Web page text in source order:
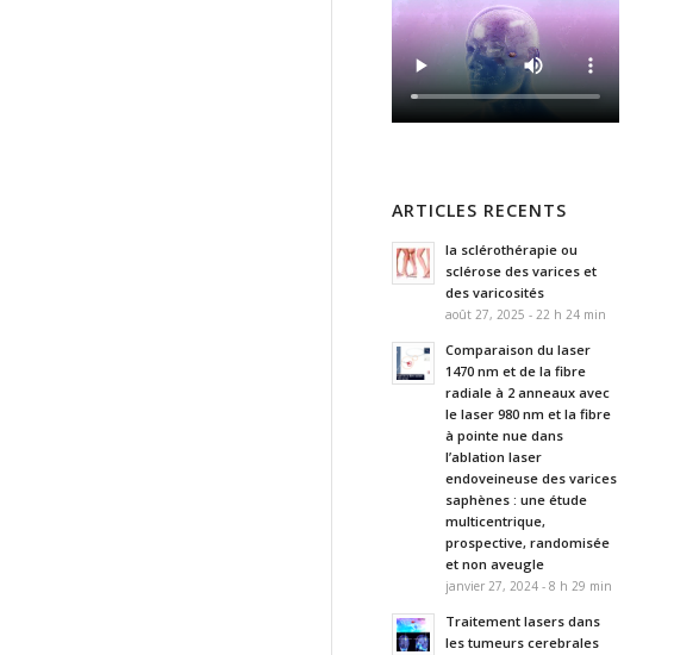
ARTICLES RECENTS
la sclérothérapie ou
sclérose des varices et
des varicosités
août 27, 2025 - 22 h 24 min
Comparaison du laser
1470 nm et de la fibre
radiale à 2 anneaux avec
le laser 980 nm et la fibre
à pointe nue dans
l’ablation laser
endoveineuse des varices
saphènes : une étude
multicentrique,
prospective, randomisée
et non aveugle
janvier 27, 2024 - 8 h 29 min
Traitement lasers dans
les tumeurs cerebrales